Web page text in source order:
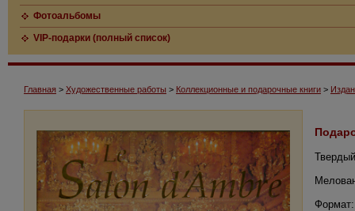
Фотоальбомы
VIP-подарки (полный список)
Главная > Художественные работы > Коллекционные и подарочные книги >